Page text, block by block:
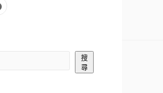
telegram
搜
尋